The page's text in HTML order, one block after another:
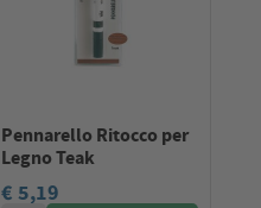
Pennarello Ritocco per
Legno Teak
€ 5,19